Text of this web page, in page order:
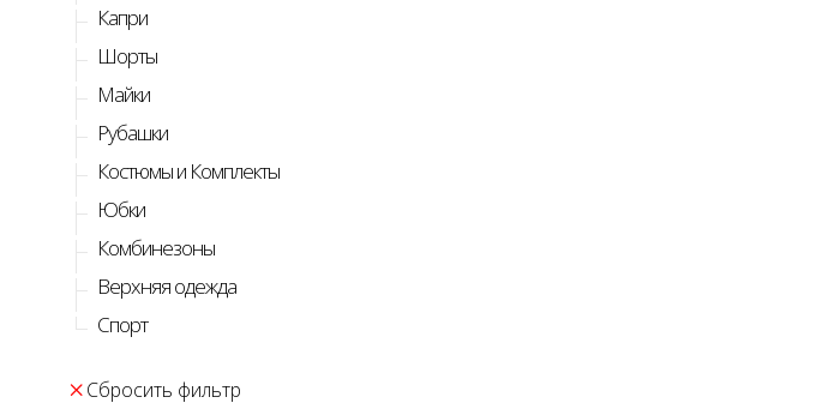
Капри
Шорты
Майки
Рубашки
Костюмы и Комплекты
Юбки
Комбинезоны
Верхняя одежда
Спорт
Сбросить фильтр